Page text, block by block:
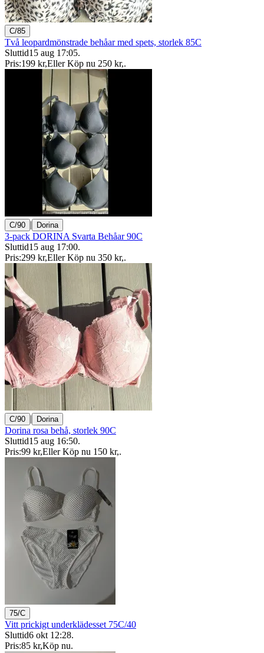
C/85
Två leopardmönstrade behåar med spets, storlek 85C
Sluttid15 aug 17:05.
Pris:199 kr,Eller Köp nu 250 kr,.
C/90 | Dorina
3-pack DORINA Svarta Behåar 90C
Sluttid15 aug 17:00.
Pris:299 kr,Eller Köp nu 350 kr,.
C/90 | Dorina
Dorina rosa behå, storlek 90C
Sluttid15 aug 16:50.
Pris:99 kr,Eller Köp nu 150 kr,.
75/C
Vitt prickigt underklädesset 75C/40
Sluttid6 okt 12:28.
Pris:85 kr,Köp nu.